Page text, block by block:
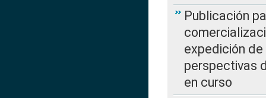
Publicación
expedición de
perspectivas
en curso